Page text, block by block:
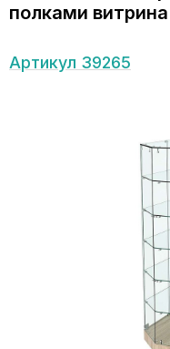
полками
Артикул 39265